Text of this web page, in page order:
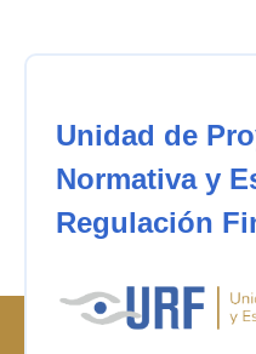
Unidad de
Normativa y
Regulación